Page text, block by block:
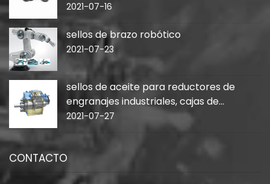
2021-07-16
sellos de brazo robótico
2021-07-23
sellos de aceite para reductores de
engranajes industriales, cajas de
cambios
2021-07-27
CONTACTO